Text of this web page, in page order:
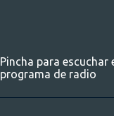
Pincha para escuchar
programa de radio